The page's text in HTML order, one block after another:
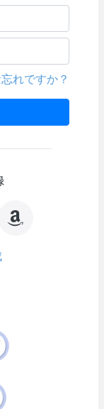
れですか？